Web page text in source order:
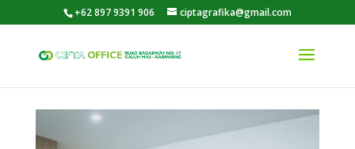
+62 897 9391 906 ciptagrafika@gmail.com